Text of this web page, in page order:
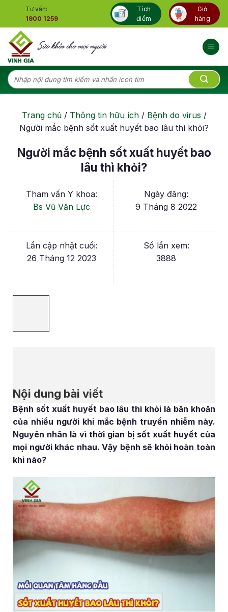
content
Tư vấn:
1900 1259
Tích
điểm
Giỏ
hàng
Tìm
kiếm:
Trang chủ/ Thông tin hữu ích/ Bệnh do virus /
Người mắc bệnh sốt xuất huyết bao lâu thì khỏi?
Người mắc bệnh sốt xuất huyết bao
lâu thì khỏi?
Tham vấn Y khoa:
Bs Vũ Văn Lực
Ngày đăng:
9 Tháng 8 2022
Lần cập nhật cuối:
26 Tháng 12 2023
Số lần xem:
3888
Nội dung bài viết
Bệnh sốt xuất huyết bao lâu thì khỏi là băn khoăn
của nhiều người khi mắc bệnh truyền nhiễm này.
Nguyên nhân là vì thời gian bị sốt xuất huyết của
mọi người khác nhau. Vậy bệnh sẽ khỏi hoàn toàn
khi nào?